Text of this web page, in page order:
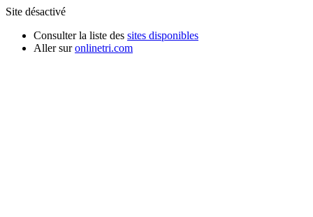
Site désactivé
Consulter la liste des sites disponibles
Aller suronlinetri.com